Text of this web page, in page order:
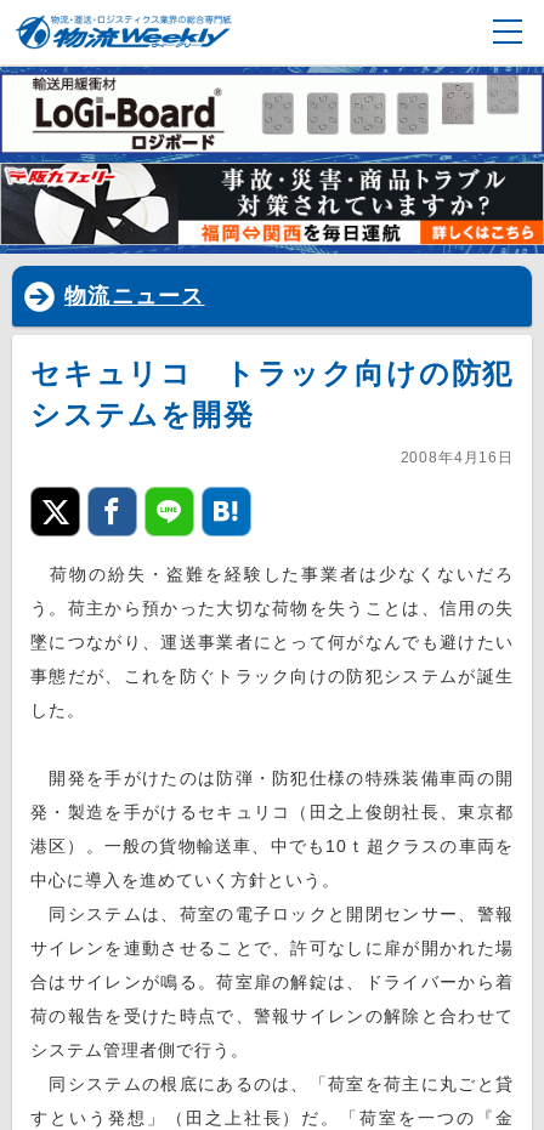
物流ニュース
セキュリコ トラック向けの防犯
システムを開発
2008年4月16日
荷物の紛失・盗難を経験した事業者は少なくないだろ
う。荷主から預かった大切な荷物を失うことは、信用の失
墜につながり、運送事業者にとって何がなんでも避けたい
事態だが、これを防ぐトラック向けの防犯システムが誕生
した。
開発を手がけたのは防弾・防犯仕様の特殊装備車両の開
発・製造を手がけるセキュリコ（田之上俊朗社長、東京都
港区）。一般の貨物輸送車、中でも10ｔ超クラスの車両を
中心に導入を進めていく方針という。
同システムは、荷室の電子ロックと開閉センサー、警報
サイレンを連動させることで、許可なしに扉が開かれた場
合はサイレンが鳴る。荷室扉の解錠は、ドライバーから着
荷の報告を受けた時点で、警報サイレンの解除と合わせて
システム管理者側で行う。
同システムの根底にあるのは、「荷室を荷主に丸ごと貸
すという発想」（田之上社長）だ。「荷室を一つの『金